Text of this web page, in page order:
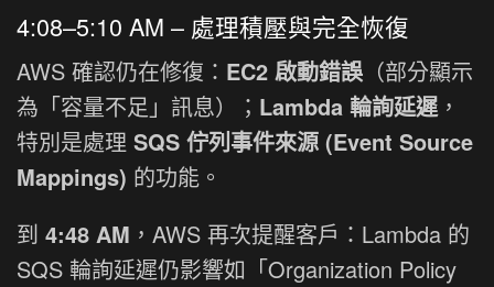
4:08–5:10 AM – 處理積壓與完全恢復
AWS 確認仍在修復： EC2 啟動錯誤 （部分顯示
為「容量不足」訊息）； Lambda 輪詢延遲，
特別是處理 SQS 佇列事件來源 (Event Source
Mappings) 的功能。
到 4:48 AM ，AWS 再次提醒客戶：Lambda 的
SQS 輪詢延遲仍影響如「Organization Policy